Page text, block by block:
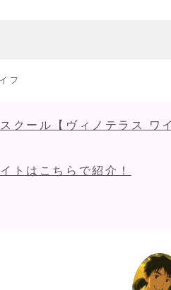
フ
クール【ヴィノテラス ワ
トはこちらで紹介！